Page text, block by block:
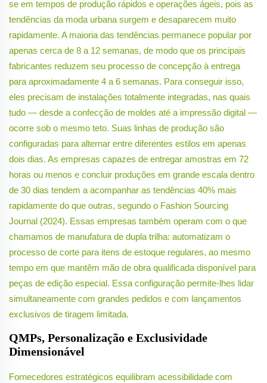
se em tempos de produção rápidos e operações ágeis, pois as
tendências da moda urbana surgem e desaparecem muito
rapidamente. A maioria das tendências permanece popular por
apenas cerca de 8 a 12 semanas, de modo que os principais
fabricantes reduzem seu processo de concepção à entrega
para aproximadamente 4 a 6 semanas. Para conseguir isso,
eles precisam de instalações totalmente integradas, nas quais
tudo — desde a confecção de moldes até a impressão digital —
ocorre sob o mesmo teto. Suas linhas de produção são
configuradas para alternar entre diferentes estilos em apenas
dois dias. As empresas capazes de entregar amostras em 72
horas ou menos e concluir produções em grande escala dentro
de 30 dias tendem a acompanhar as tendências 40% mais
rapidamente do que outras, segundo o Fashion Sourcing
Journal (2024). Essas empresas também operam com o que
chamamos de manufatura de dupla trilha: automatizam o
processo de corte para itens de estoque regulares, ao mesmo
tempo em que mantêm mão de obra qualificada disponível para
peças de edição especial. Essa configuração permite-lhes lidar
simultaneamente com grandes pedidos e com lançamentos
exclusivos de tiragem limitada.
QMPs, Personalização e Exclusividade
Dimensionável
Fornecedores estratégicos equilibram acessibilidade com